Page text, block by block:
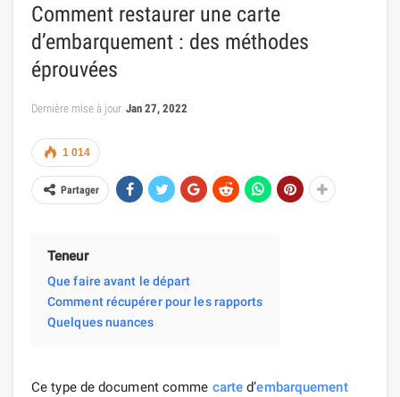
Comment restaurer une carte
d’embarquement : des méthodes
éprouvées
Dernière mise à jour Jan 27, 2022
1 014
Partager
Teneur
Que faire avant le départ
Comment récupérer pour les rapports
Quelques nuances
Ce type de document comme carte d’embarquement